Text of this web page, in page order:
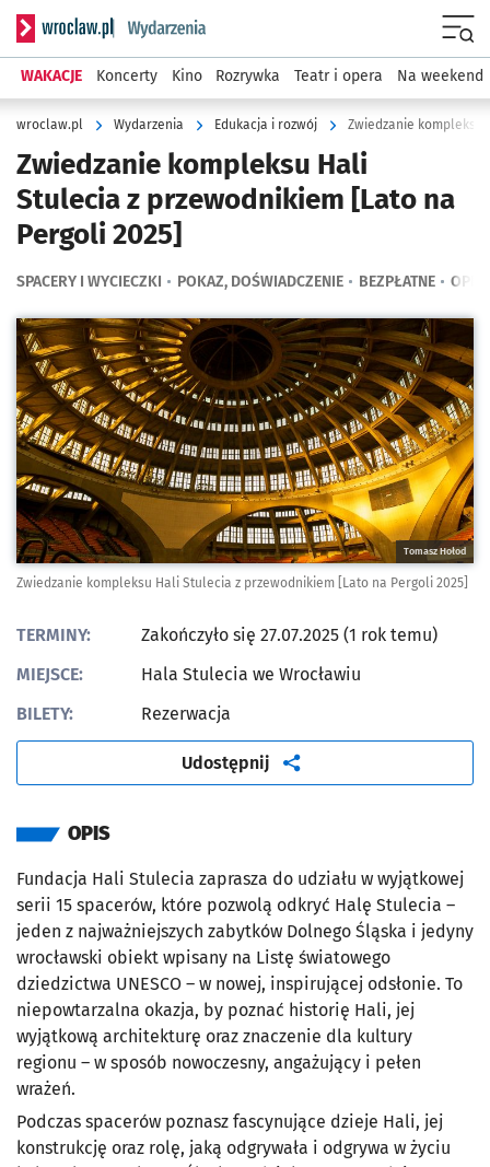
Serwis informacyjny wroclaw.pl podserwis: Wydarzenia
WAKACJE Koncerty Kino Rozrywka Teatr i opera Na weekend
wroclaw.pl Wydarzenia Edukacja i rozwój Zwiedzanie kompleksu
Zwiedzanie kompleksu Hali
Stulecia z przewodnikiem [Lato na
Pergoli 2025]
SPACERY I WYCIECZKI POKAZ, DOŚWIADCZENIE BEZPŁATNE
Kliknij, aby powiększyć
Tomasz Hołod
Zwiedzanie kompleksu Hali Stulecia z przewodnikiem [Lato na Pergoli 2025]
TERMINY:
Zakończyło się 27.07.2025 (1 rok temu)
MIEJSCE:
Hala Stulecia we Wrocławiu
BILETY:
Rezerwacja
Udostępnij artykuł
OPIS
Fundacja Hali Stulecia zaprasza do udziału w wyjątkowej
serii 15 spacerów, które pozwolą odkryć Halę Stulecia –
jeden z najważniejszych zabytków Dolnego Śląska i jedyny
wrocławski obiekt wpisany na Listę światowego
dziedzictwa UNESCO – w nowej, inspirującej odsłonie. To
niepowtarzalna okazja, by poznać historię Hali, jej
wyjątkową architekturę oraz znaczenie dla kultury
regionu – w sposób nowoczesny, angażujący i pełen
wrażeń.
Podczas spacerów poznasz fascynujące dzieje Hali, jej
konstrukcję oraz rolę, jaką odgrywała i odgrywa w życiu